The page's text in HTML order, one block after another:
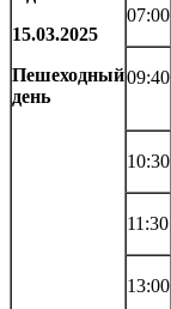
15.03.2025
Пешеходный
день
07:00
09:40
10:30
11:30
13:00